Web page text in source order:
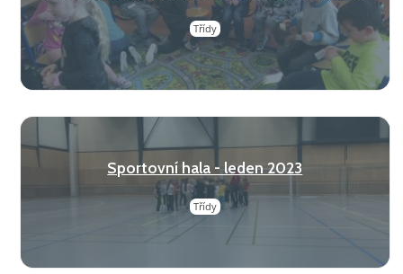
Třídy
Sportovní hala - leden 2023
Třídy